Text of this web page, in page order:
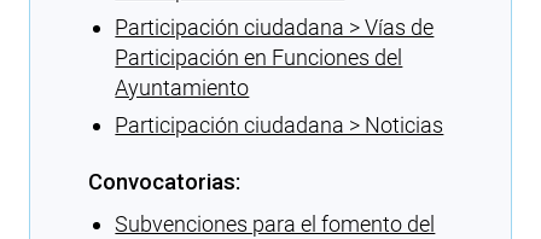
Participación ciudadana > Vías de
Participación en Funciones del
Ayuntamiento
Participación ciudadana > Noticias
Convocatorias:
Subvenciones para el fomento del